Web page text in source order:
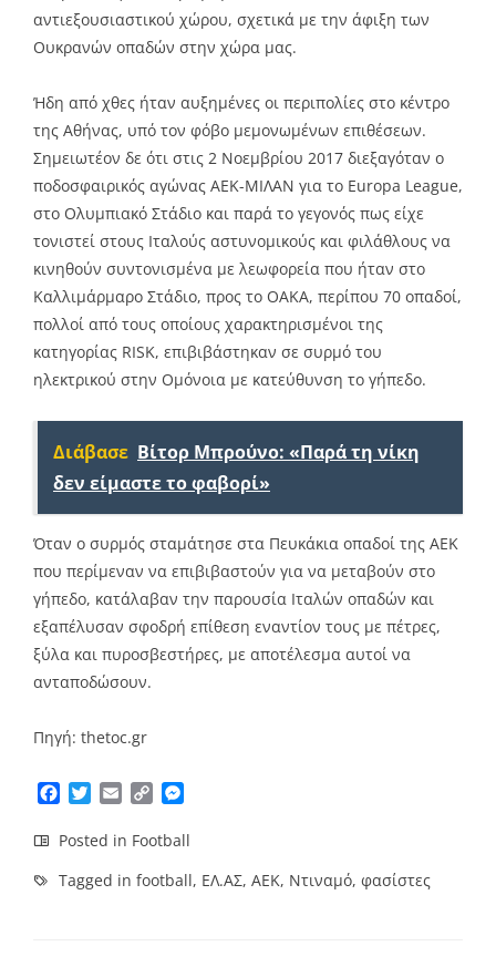
αντιεξουσιαστικού χώρου, σχετικά με την άφιξη των
Ουκρανών οπαδών στην χώρα μας.
Ήδη από χθες ήταν αυξημένες οι περιπολίες στο κέντρο
της Αθήνας, υπό τον φόβο μεμονωμένων επιθέσεων.
Σημειωτέον δε ότι στις 2 Νοεμβρίου 2017 διεξαγόταν ο
ποδοσφαιρικός αγώνας ΑΕΚ-ΜΙΛΑΝ για το Europa League,
στο Ολυμπιακό Στάδιο και παρά το γεγονός πως είχε
τονιστεί στους Ιταλούς αστυνομικούς και φιλάθλους να
κινηθούν συντονισμένα με λεωφορεία που ήταν στο
Καλλιμάρμαρο Στάδιο, προς το ΟΑΚΑ, περίπου 70 οπαδοί,
πολλοί από τους οποίους χαρακτηρισμένοι της
κατηγορίας RISK, επιβιβάστηκαν σε συρμό του
ηλεκτρικού στην Ομόνοια με κατεύθυνση το γήπεδο.
Διάβασε Βίτορ Μπρούνο: «Παρά τη νίκη
δεν είμαστε το φαβορί»
Όταν ο συρμός σταμάτησε στα Πευκάκια οπαδοί της ΑΕΚ
που περίμεναν να επιβιβαστούν για να μεταβούν στο
γήπεδο, κατάλαβαν την παρουσία Ιταλών οπαδών και
εξαπέλυσαν σφοδρή επίθεση εναντίον τους με πέτρες,
ξύλα και πυροσβεστήρες, με αποτέλεσμα αυτοί να
ανταποδώσουν.
Πηγή: thetoc.gr
Facebook
TwitterEmailCopy
Posted in Football
Tagged in football, ΕΛ.ΑΣ, AEK, Ντιναμό, φασίστες